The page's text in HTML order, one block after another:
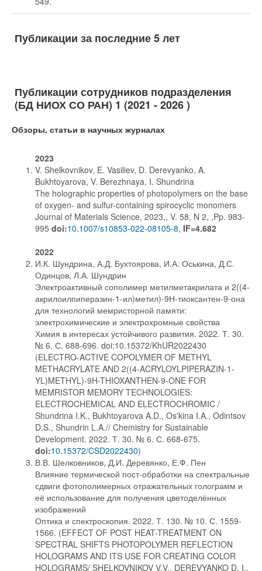
Публикации за последние 5 лет
Публикации сотрудников подразделения
(БД НИОХ СО РАН) 1 (2021 - 2026 )
Обзоры, статьи в научных журналах
2023
V. Shelkovnikov, E. Vasiliev, D. Derevyanko, A.
Bukhtoyarova, V. Berezhnaya, I. Shundrina
The holographic properties of photopolymers on the base
of oxygen- and sulfur-containing spirocyclic monomers
Journal of Materials Science, 2023,, V. 58, N 2, ,Pp. 983-
995 doi:10.1007/s10853-022-08105-8, IF=4.682
2022
И.К. Шундрина, А.Д. Бухтоярова, И.А. Оськина, Д.С.
Одинцов, Л.А. Шундрин
Электроактивный сополимер метилметакрилата и 2((4-
акрилоилпиперазин-1-ил)метил)-9Н-тиоксантен-9-она
для технологий мемристорной памяти:
электрохимические и электрохромные свойства
Химия в интересах устойчивого развития. 2022. Т. 30.
№ 6. С. 688-696. doi:10.15372/KhUR2022430
(ELECTRO-ACTIVE COPOLYMER OF METHYL
METHACRYLATE AND 2((4-ACRYLOYLPIPERAZIN-1-
YL)METHYL)-9H-THIOXANTHEN-9-ONE FOR
MEMRISTOR MEMORY TECHNOLOGIES:
ELECTROCHEMICAL AND ELECTROCHROMIC /
Shundrina I.K., Bukhtoyarova A.D., Os'kina I.A., Odintsov
D.S., Shundrin L.A.// Chemistry for Sustainable
Development. 2022. Т. 30. № 6. С. 668-675.
doi:10.15372/CSD2022430)
В.В. Шелковников, Д.И. Деревянко, Е.Ф. Пен
Влияние термической пост-обработки на спектральные
сдвиги фотополимерных отражательных голограмм и
её использование для получения цветоделённых
изображений
Оптика и спектроскопия. 2022. Т. 130. № 10. С. 1559-
1566. (EFFECT OF POST HEAT-TREATMENT ON
SPECTRAL SHIFTS PHOTOPOLYMER REFLECTION
HOLOGRAMS AND ITS USE FOR CREATING COLOR
HOLOGRAMS/ SHELKOVNIKOV V.V., DEREVYANKO D. I.,